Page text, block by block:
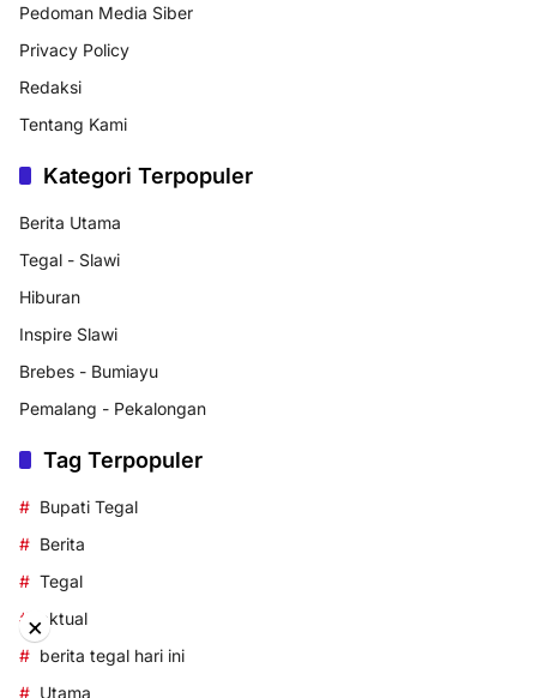
Pedoman Media Siber
Privacy Policy
Redaksi
Tentang Kami
Kategori Terpopuler
Berita Utama
Tegal - Slawi
Hiburan
Inspire Slawi
Brebes - Bumiayu
Pemalang - Pekalongan
Tag Terpopuler
Bupati Tegal
Berita
Tegal
aktual
berita tegal hari ini
Utama
×